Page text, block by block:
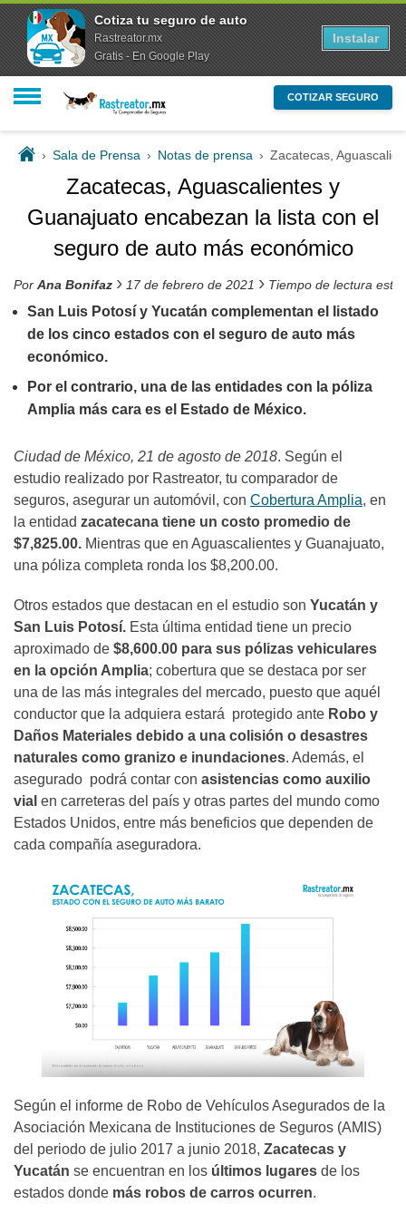
COTIZAR SEGURO
› Sala de Prensa › Notas de prensa › Zacatecas,
Zacatecas, Aguascalientes y
Guanajuato encabezan la lista con el
seguro de auto más económico
Por Ana Bonifaz › 17 de febrero de 2021 › Tiempo de lectura
San Luis Potosí y Yucatán complementan el listado
de los cinco estados con el seguro de auto más
económico.
Por el contrario, una de las entidades con la póliza
Amplia más cara es el Estado de México.
Ciudad de México, 21 de agosto de 2018. Según el
estudio realizado por Rastreator, tu comparador de
seguros, asegurar un automóvil, con Cobertura Amplia, en
la entidad zacatecana tiene un costo promedio de
$7,825.00. Mientras que en Aguascalientes y Guanajuato,
una póliza completa ronda los $8,200.00.
Otros estados que destacan en el estudio son Yucatán y
San Luis Potosí. Esta última entidad tiene un precio
aproximado de $8,600.00 para sus pólizas vehiculares
en la opción Amplia; cobertura que se destaca por ser
una de las más integrales del mercado, puesto que aquél
conductor que la adquiera estará protegido ante Robo y
Daños Materiales debido a una colisión o desastres
naturales como granizo e inundaciones. Además, el
asegurado podrá contar con asistencias como auxilio
vial en carreteras del país y otras partes del mundo como
Estados Unidos, entre más beneficios que dependen de
cada compañía aseguradora.
Según el informe de Robo de Vehículos Asegurados de la
Asociación Mexicana de Instituciones de Seguros (AMIS)
del periodo de julio 2017 a junio 2018, Zacatecas y
Yucatán se encuentran en los últimos lugares de los
estados donde más robos de carros ocurren.
Cotiza tu seguro de auto
Rastreator.mx
Gratis - En Google Play
Instalar